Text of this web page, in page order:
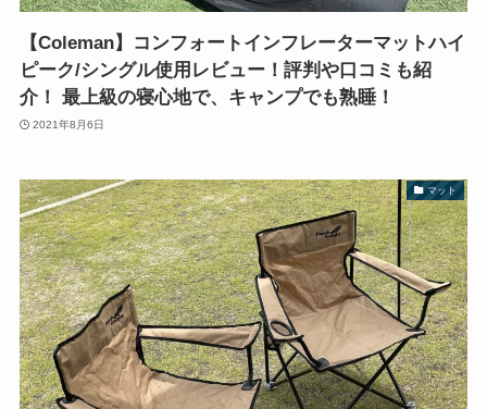
【Coleman】コンフォートインフレーターマットハイ
ピーク/シングル使用レビュー！評判や口コミも紹
介！ 最上級の寝心地で、キャンプでも熟睡！
2021年8月6日
マット